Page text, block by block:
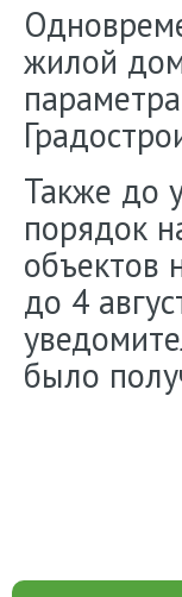
жилой
Также до
порядок
объектов
до 4
было